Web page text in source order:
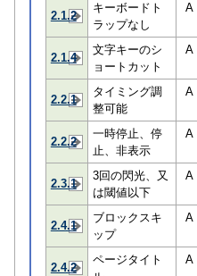
2.1.2
キーボードト
ラップなし
A
2.1.4
文字キーのシ
ョートカット
A
2.2.1
タイミング調
整可能
A
2.2.2
一時停止、停
止、非表示
A
2.3.1
3回の閃光、又
は閾値以下
A
2.4.1
ブロックスキ
ップ
A
2.4.2
ページタイト
A